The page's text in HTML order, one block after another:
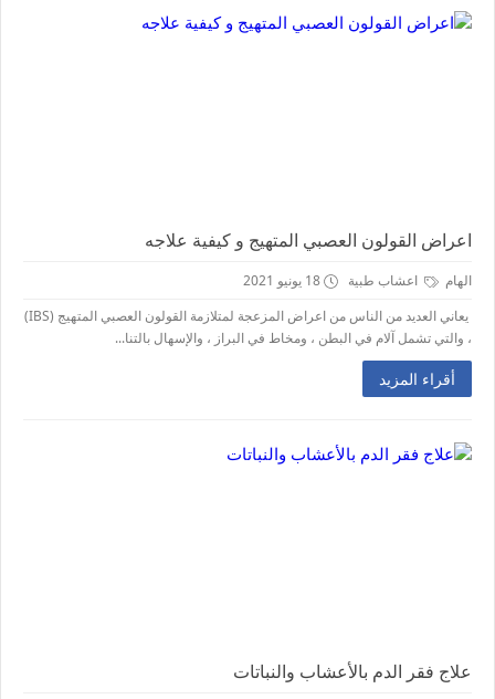
اعراض القولون العصبي المتهيج و كيفية علاجه
الهام اعشاب طبية
18 يونيو 2021
يعاني العديد من الناس من اعراض المزعجة لمتلازمة القولون العصبي المتهيج (IBS)
، والتي تشمل آلام في البطن ، ومخاط في البراز ، والإسهال بالتنا...
أقراء المزيد
علاج فقر الدم بالأعشاب والنباتات